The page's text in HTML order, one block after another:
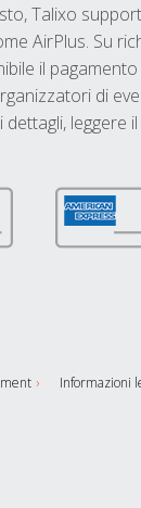
Talixo
AirPlus. Su
il
di
leggere il
Informazioni